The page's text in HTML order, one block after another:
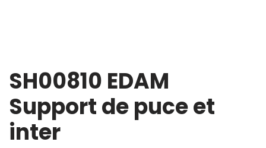
SH00810 EDAM
Support de puce et
inter